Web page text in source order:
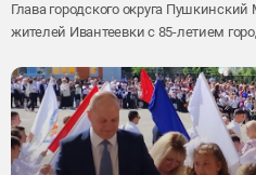
Глава городского округа
жителей Ивантеевки с 85-летием